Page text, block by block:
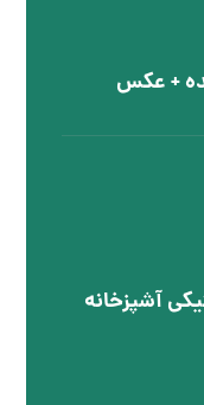
+ عکس
آشپزخانه